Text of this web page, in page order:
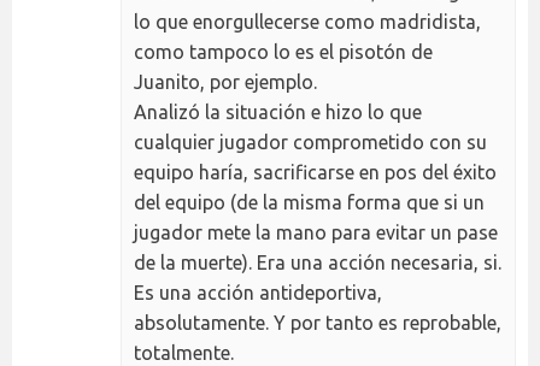
lo que enorgullecerse como madridista,
como tampoco lo es el pisotón de
Juanito, por ejemplo.
Analizó la situación e hizo lo que
cualquier jugador comprometido con su
equipo haría, sacrificarse en pos del éxito
del equipo (de la misma forma que si un
jugador mete la mano para evitar un pase
de la muerte). Era una acción necesaria, si.
Es una acción antideportiva,
absolutamente. Y por tanto es reprobable,
totalmente.